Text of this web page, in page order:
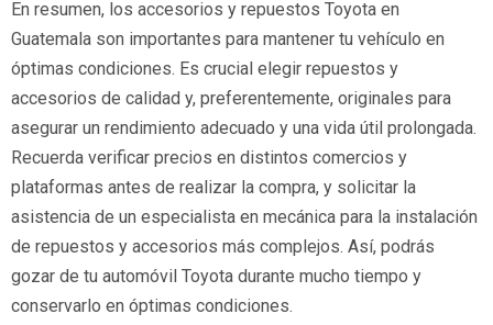
En resumen, los accesorios y repuestos Toyota en
Guatemala son importantes para mantener tu vehículo en
óptimas condiciones. Es crucial elegir repuestos y
accesorios de calidad y, preferentemente, originales para
asegurar un rendimiento adecuado y una vida útil prolongada.
Recuerda verificar precios en distintos comercios y
plataformas antes de realizar la compra, y solicitar la
asistencia de un especialista en mecánica para la instalación
de repuestos y accesorios más complejos. Así, podrás
gozar de tu automóvil Toyota durante mucho tiempo y
conservarlo en óptimas condiciones.